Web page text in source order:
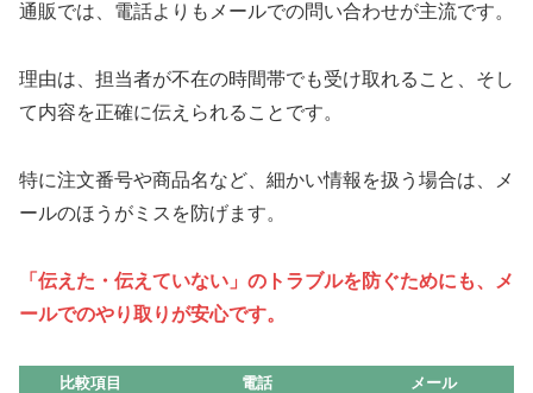
通販では、電話よりもメールでの問い合わせが主流です。
理由は、担当者が不在の時間帯でも受け取れること、そし
て内容を正確に伝えられることです。
特に注文番号や商品名など、細かい情報を扱う場合は、メ
ールのほうがミスを防げます。
「伝えた・伝えていない」のトラブルを防ぐためにも、メ
ールでのやり取りが安心です。
比較項目 電話
メール